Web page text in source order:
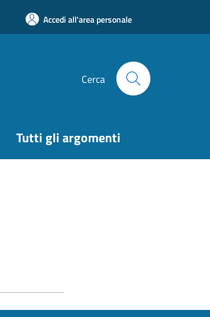
Accedi all'area personale
Cerca
Tutti gli argomenti